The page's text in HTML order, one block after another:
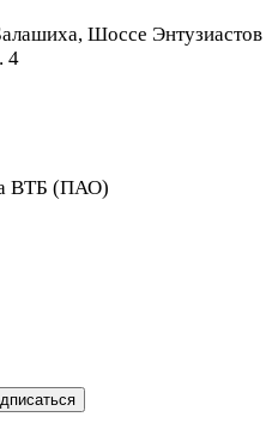
Шоссе Энтузиастов
4
ВТБ (ПАО)